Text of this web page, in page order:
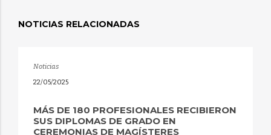
NOTICIAS RELACIONADAS
Noticias
22/05/2025
MÁS DE 180 PROFESIONALES RECIBIERON
SUS DIPLOMAS DE GRADO EN
CEREMONIAS DE MAGÍSTERES